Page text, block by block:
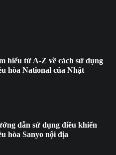
hiểu từ A-Z về cách sử dụng
hòa National của Nhật
dẫn sử dụng điều khiển
hòa Sanyo nội địa